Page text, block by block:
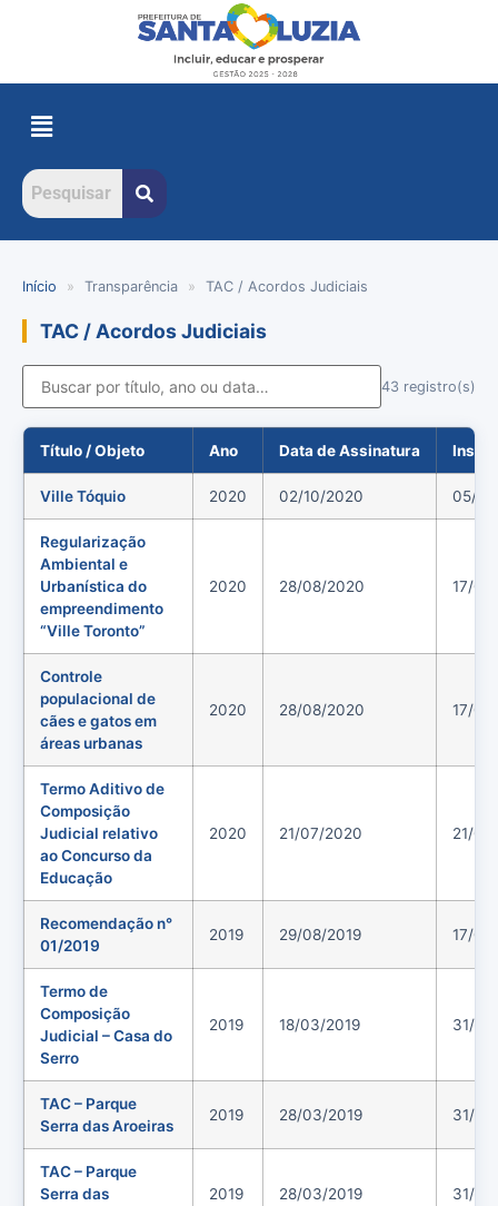
Início » Transparência » TAC / Acordos Judiciais
TAC / Acordos Judiciais
43 registro(s)
Título / Objeto Ano Data de Assinatura
Ville Tóquio 2020 02/10/2020 05/
Regularização
Ambiental e
Urbanística do
empreendimento
“Ville Toronto”
2020 28/08/2020 17/
Controle
populacional de
cães e gatos em
áreas urbanas
2020 28/08/2020 17/
Termo Aditivo de
Composição
Judicial relativo
ao Concurso da
Educação
2020 21/07/2020 21/
Recomendação n°
01/2019
2019 29/08/2019 17/
Termo de
Composição
Judicial – Casa do
Serro
2019 18/03/2019 31/
TAC – Parque
Serra das Aroeiras
2019 28/03/2019 31/
TAC – Parque
Serra das
2019 28/03/2019 31/